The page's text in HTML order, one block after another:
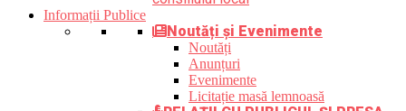
Informații Publice
Noutăți și Evenimente
Noutăți
Anunțuri
Evenimente
Licitație masă lemnoasă